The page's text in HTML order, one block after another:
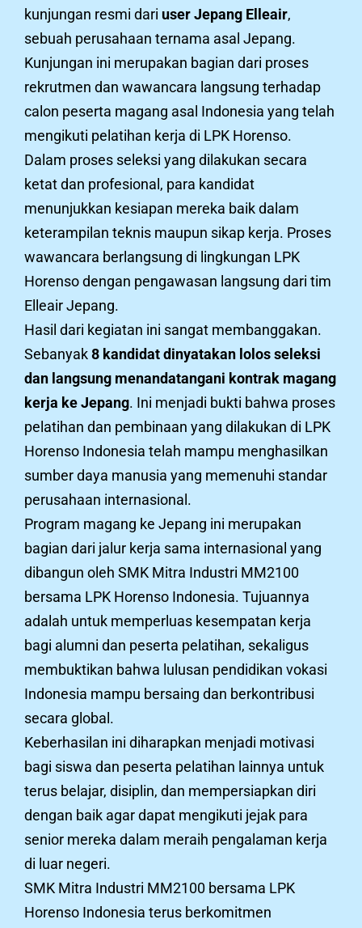
kunjungan resmi dari user Jepang Elleair,
sebuah perusahaan ternama asal Jepang.
Kunjungan ini merupakan bagian dari proses
rekrutmen dan wawancara langsung terhadap
calon peserta magang asal Indonesia yang telah
mengikuti pelatihan kerja di LPK Horenso.
Dalam proses seleksi yang dilakukan secara
ketat dan profesional, para kandidat
menunjukkan kesiapan mereka baik dalam
keterampilan teknis maupun sikap kerja. Proses
wawancara berlangsung di lingkungan LPK
Horenso dengan pengawasan langsung dari tim
Elleair Jepang.
Hasil dari kegiatan ini sangat membanggakan.
Sebanyak8 kandidat dinyatakan lolos seleksi
dan langsung menandatangani kontrak magang
kerja ke Jepang. Ini menjadi bukti bahwa proses
pelatihan dan pembinaan yang dilakukan di LPK
Horenso Indonesia telah mampu menghasilkan
sumber daya manusia yang memenuhi standar
perusahaan internasional.
Program magang ke Jepang ini merupakan
bagian dari jalur kerja sama internasional yang
dibangun oleh SMK Mitra Industri MM2100
bersama LPK Horenso Indonesia. Tujuannya
adalah untuk memperluas kesempatan kerja
bagi alumni dan peserta pelatihan, sekaligus
membuktikan bahwa lulusan pendidikan vokasi
Indonesia mampu bersaing dan berkontribusi
secara global.
Keberhasilan ini diharapkan menjadi motivasi
bagi siswa dan peserta pelatihan lainnya untuk
terus belajar, disiplin, dan mempersiapkan diri
dengan baik agar dapat mengikuti jejak para
senior mereka dalam meraih pengalaman kerja
di luar negeri.
SMK Mitra Industri MM2100 bersama LPK
Horenso Indonesia terus berkomitmen